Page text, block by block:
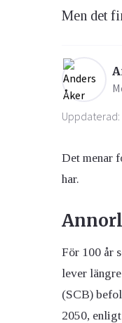
Övervikt
Men det
Uppdaterad:
Det menar
har.
För 100 år
lever
(SCB)
2050,